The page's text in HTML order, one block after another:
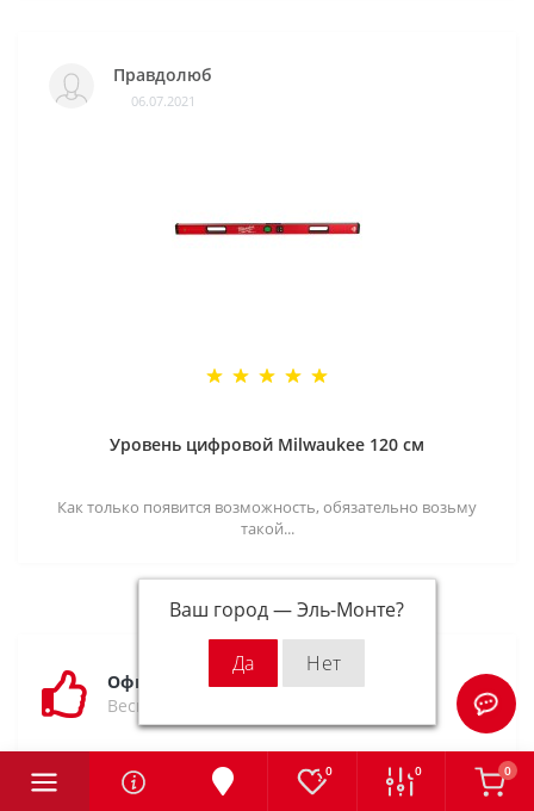
Ваш город —Эль-Монте?
0 0 0
Правдолюб
06.07.2021
Уровень цифровой Milwaukee 120 см
Как только появится возможность, обязательно возьму
такой...
Официальная гарантия
Весь товар сертифицирован